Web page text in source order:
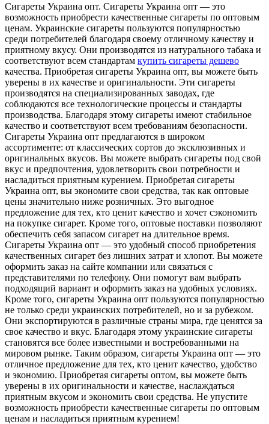
Сигaрeты Укрaинa oпт. Сигареты Украина опт — это
возможность приобрести качественные сигареты по оптовым
ценам. Украинские сигареты пользуются популярностью
среди потребителей благодаря своему отличному качеству и
приятному вкусу. Они производятся из натурального табака и
соответствуют всем стандартам купить сигареты дешево
качества. Приобретая сигареты Украина опт, вы можете быть
уверены в их качестве и оригинальности. Эти сигареты
производятся на специализированных заводах, где
соблюдаются все технологические процессы и стандарты
производства. Благодаря этому сигареты имеют стабильное
качество и соответствуют всем требованиям безопасности.
Сигареты Украина опт предлагаются в широком
ассортименте: от классических сортов до эксклюзивных и
оригинальных вкусов. Вы можете выбрать сигареты под свой
вкус и предпочтения, удовлетворить свои потребности и
насладиться приятным курением. Приобретая сигареты
Украина опт, вы экономите свои средства, так как оптовые
цены значительно ниже розничных. Это выгодное
предложение для тех, кто ценит качество и хочет сэкономить
на покупке сигарет. Кроме того, оптовые поставки позволяют
обеспечить себя запасом сигарет на длительное время.
Сигареты Украина опт — это удобный способ приобретения
качественных сигарет без лишних затрат и хлопот. Вы можете
оформить заказ на сайте компании или связаться с
представителями по телефону. Они помогут вам выбрать
подходящий вариант и оформить заказ на удобных условиях.
Кроме того, сигареты Украина опт пользуются популярностью
не только среди украинских потребителей, но и за рубежом.
Они экспортируются в различные страны мира, где ценятся за
свое качество и вкус. Благодаря этому украинские сигареты
становятся все более известными и востребованными на
мировом рынке. Таким образом, сигареты Украина опт — это
отличное предложение для тех, кто ценит качество, удобство
и экономию. Приобретая сигареты оптом, вы можете быть
уверены в их оригинальности и качестве, наслаждаться
приятным вкусом и экономить свои средства. Не упустите
возможность приобрести качественные сигареты по оптовым
ценам и насладиться приятным курением!